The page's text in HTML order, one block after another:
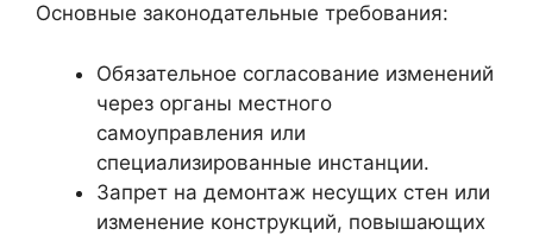
Основные законодательные требования:
Обязательное согласование изменений
через органы местного
самоуправления или
специализированные инстанции.
Запрет на демонтаж несущих стен или
изменение конструкций, повышающих